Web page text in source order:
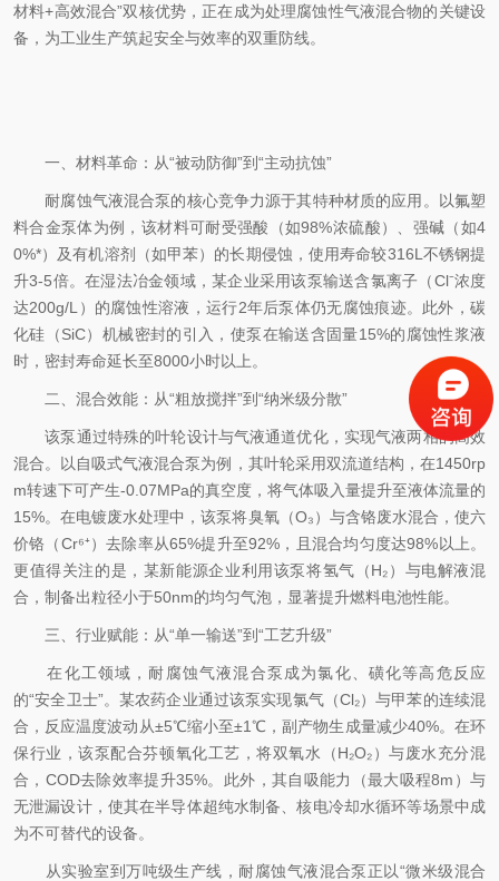
材料+高效混合”双核优势，正在成为处理腐蚀性气液混合物的关键设
备，为工业生产筑起安全与效率的双重防线。
一、材料革命：从“被动防御”到“主动抗蚀”
耐腐蚀气液混合泵的核心竞争力源于其特种材质的应用。以氟塑
料合金泵体为例，该材料可耐受强酸（如98%浓硫酸）、强碱（如4
0%*）及有机溶剂（如甲苯）的长期侵蚀，使用寿命较316L不锈钢提
升3-5倍。在湿法冶金领域，某企业采用该泵输送含氯离子（Cl⁻浓度
达200g/L）的腐蚀性溶液，运行2年后泵体仍无腐蚀痕迹。此外，碳
化硅（SiC）机械密封的引入，使泵在输送含固量15%的腐蚀性浆液
时，密封寿命延长至8000小时以上。
二、混合效能：从“粗放搅拌”到“纳米级分散”
该泵通过特殊的叶轮设计与气液通道优化，实现气液两相的高效
混合。以自吸式气液混合泵为例，其叶轮采用双流道结构，在1450rp
m转速下可产生-0.07MPa的真空度，将气体吸入量提升至液体流量的
15%。在电镀废水处理中，该泵将臭氧（O₃）与含铬废水混合，使六
价铬（Cr⁶⁺）去除率从65%提升至92%，且混合均匀度达98%以上。
更值得关注的是，某新能源企业利用该泵将氢气（H₂）与电解液混
合，制备出粒径小于50nm的均匀气泡，显著提升燃料电池性能。
三、行业赋能：从“单一输送”到“工艺升级”
在化工领域，耐腐蚀气液混合泵成为氯化、磺化等高危反应
的“安全卫士”。某农药企业通过该泵实现氯气（Cl₂）与甲苯的连续混
合，反应温度波动从±5℃缩小至±1℃，副产物生成量减少40%。在环
保行业，该泵配合芬顿氧化工艺，将双氧水（H₂O₂）与废水充分混
合，COD去除效率提升35%。此外，其自吸能力（最大吸程8m）与
无泄漏设计，使其在半导体超纯水制备、核电冷却水循环等场景中成
为不可替代的设备。
从实验室到万吨级生产线，耐腐蚀气液混合泵正以“微米级混合